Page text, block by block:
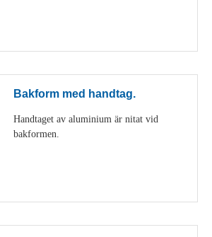
Bakform med handtag.
Handtaget av aluminium är nitat vid
bakformen.